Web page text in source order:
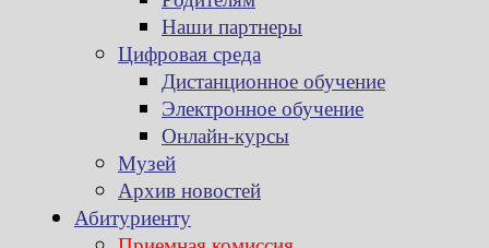
Наши партнеры
Цифровая среда
Дистанционное обучение
Электронное обучение
Онлайн-курсы
Музей
Архив новостей
Абитуриенту